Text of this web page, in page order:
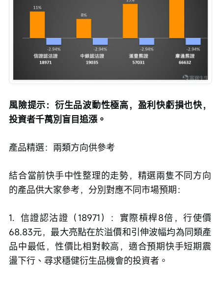
風險提示：衍生品波動性極高，盈利快虧損也快，
投資者千萬別盲目追漲。
產品精選：兩類方向供參考
結合當前快手中性整理的走勢，精選兩隻不同方向
的產品供大家參考，分別對應不同市場預期：
1.  信證認沽證（18971）：實際槓桿8倍，行使價
68.83元，最大亮點在於溢價和引伸波幅均為同類產
品中最低，性價比相對較高，適合預期快手短期震
盪下行、尋求穩健衍生品機會的投資者。